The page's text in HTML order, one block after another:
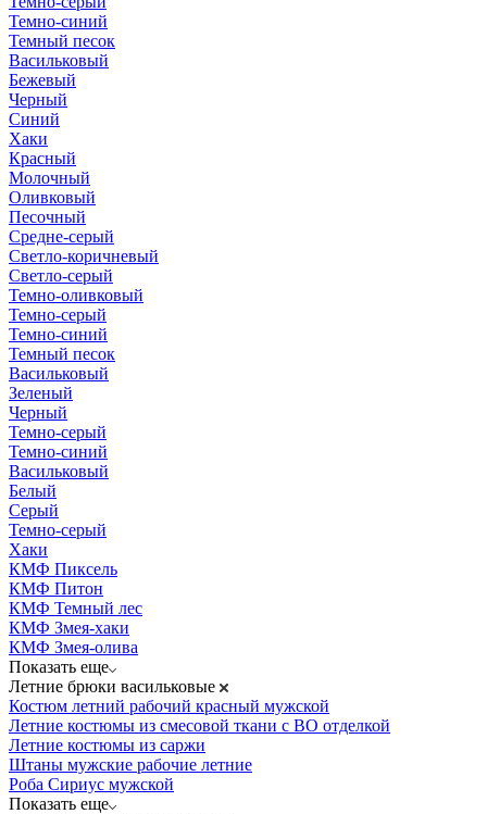
Темно-синий
Темный песок
Васильковый
Бежевый
Черный
Синий
Хаки
Красный
Молочный
Оливковый
Песочный
Средне-серый
Светло-коричневый
Светло-серый
Темно-оливковый
Темно-серый
Темно-синий
Темный песок
Васильковый
Зеленый
Черный
Темно-серый
Темно-синий
Васильковый
Белый
Серый
Темно-серый
Хаки
КМФ Пиксель
КМФ Питон
КМФ Темный лес
КМФ Змея-хаки
КМФ Змея-олива
Показать еще
Летние брюки васильковые
Костюм летний рабочий красный мужской
Летние костюмы из смесовой ткани с ВО отделкой
Летние костюмы из саржи
Штаны мужские рабочие летние
Роба Сириус мужской
Показать еще